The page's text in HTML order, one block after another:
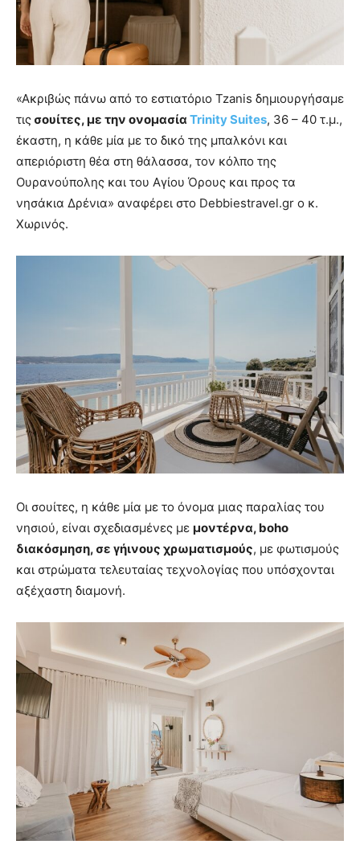
«Ακριβώς πάνω από το εστιατόριο Tzanis δημιουργήσαμε
τις σουίτες, με την ονομασία Trinity Suites, 36 – 40 τ.μ.,
έκαστη, η κάθε μία με το δικό της μπαλκόνι και
απεριόριστη θέα στη θάλασσα, τον κόλπο της
Ουρανούπολης και του Αγίου Όρους και προς τα
νησάκια Δρένια» αναφέρει στο Debbiestravel.gr ο κ.
Χωρινός.
Οι σουίτες, η κάθε μία με το όνομα μιας παραλίας του
νησιού, είναι σχεδιασμένες με μοντέρνα, boho
διακόσμηση, σε γήινους χρωματισμούς, με φωτισμούς
και στρώματα τελευταίας τεχνολογίας που υπόσχονται
αξέχαστη διαμονή.